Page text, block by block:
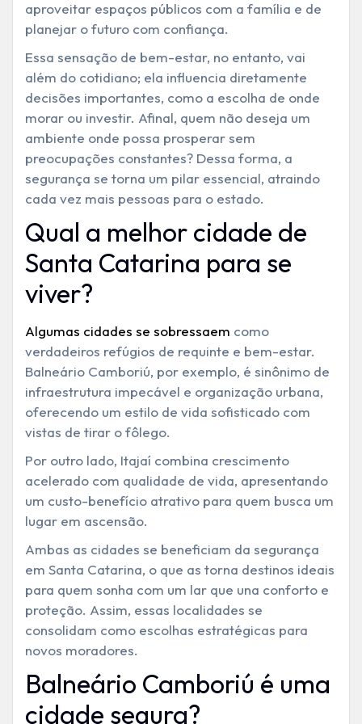
aproveitar espaços públicos com a família e de
planejar o futuro com confiança.
Essa sensação de bem-estar, no entanto, vai
além do cotidiano; ela influencia diretamente
decisões importantes, como a escolha de onde
morar ou investir. Afinal, quem não deseja um
ambiente onde possa prosperar sem
preocupações constantes? Dessa forma, a
segurança se torna um pilar essencial, atraindo
cada vez mais pessoas para o estado.
Qual a melhor cidade de
Santa Catarina para se
viver?
Algumas cidades se sobressaem como
verdadeiros refúgios de requinte e bem-estar.
Balneário Camboriú, por exemplo, é sinônimo de
infraestrutura impecável e organização urbana,
oferecendo um estilo de vida sofisticado com
vistas de tirar o fôlego.
Por outro lado, Itajaí combina crescimento
acelerado com qualidade de vida, apresentando
um custo-benefício atrativo para quem busca um
lugar em ascensão.
Ambas as cidades se beneficiam da segurança
em Santa Catarina, o que as torna destinos ideais
para quem sonha com um lar que una conforto e
proteção. Assim, essas localidades se
consolidam como escolhas estratégicas para
novos moradores.
Balneário Camboriú é uma
cidade segura?